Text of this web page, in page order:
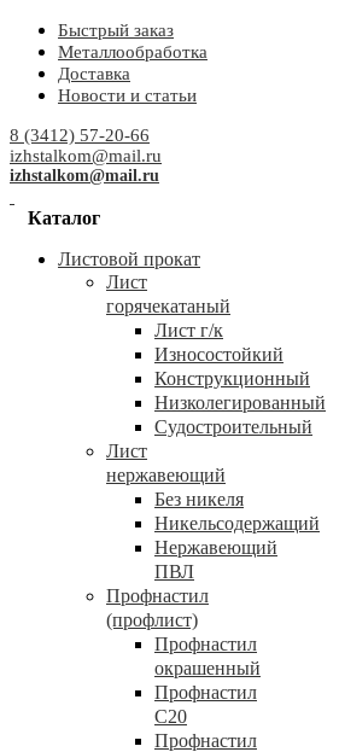
Быстрый заказ
Металлообработка
Доставка
Новости и статьи
8 (3412) 57-20-66
izhstalkom@mail.ru
izhstalkom@mail.ru
Каталог
Листовой прокат
Лист
горячекатаный
Лист г/к
Износостойкий
Конструкционный
Низколегированный
Судостроительный
Лист
нержавеющий
Без никеля
Никельсодержащий
Нержавеющий
ПВЛ
Профнастил
(профлист)
Профнастил
окрашенный
Профнастил
С20
Профнастил